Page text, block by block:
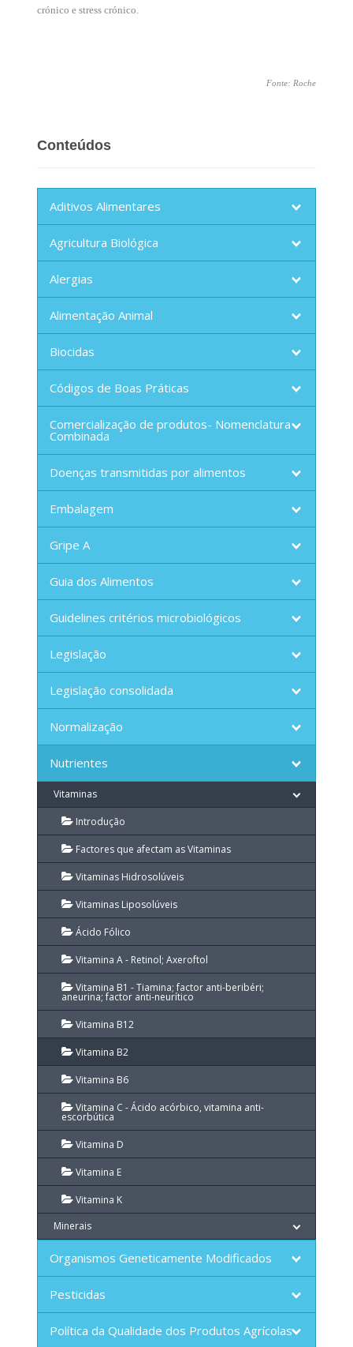
crónico e stress crónico.
Fonte: Roche
Conteúdos
Aditivos Alimentares
Agricultura Biológica
Alergias
Alimentação Animal
Biocidas
Códigos de Boas Práticas
Comercialização de produtos- Nomenclatura
Combinada
Doenças transmitidas por alimentos
Embalagem
Gripe A
Guia dos Alimentos
Guidelines critérios microbiológicos
Legislação
Legislação consolidada
Normalização
Nutrientes
Vitaminas
Introdução
Factores que afectam as Vitaminas
Vitaminas Hidrosolúveis
Vitaminas Liposolúveis
Ácido Fólico
Vitamina A - Retinol; Axeroftol
Vitamina B1 - Tiamina; factor anti-beribéri;
aneurina; factor anti-neurítico
Vitamina B12
Vitamina B2
Vitamina B6
Vitamina C - Ácido acórbico, vitamina anti-
escorbútica
Vitamina D
Vitamina E
Vitamina K
Minerais
Organismos Geneticamente Modificados
Pesticidas
Política da Qualidade dos Produtos Agrícolas